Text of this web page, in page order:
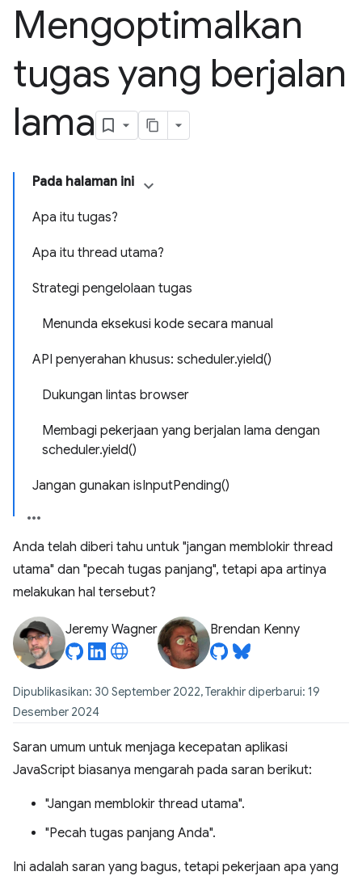
Mengoptimalkan
tugas yang berjalan
lama
Pada halaman ini
Apa itu tugas?
Apa itu thread utama?
Strategi pengelolaan tugas
Menunda eksekusi kode secara manual
API penyerahan khusus: scheduler.yield()
Dukungan lintas browser
Membagi pekerjaan yang berjalan lama dengan
scheduler.yield()
Jangan gunakan isInputPending()
Anda telah diberi tahu untuk "jangan memblokir thread
utama" dan "pecah tugas panjang", tetapi apa artinya
melakukan hal tersebut?
Jeremy Wagner Brendan Kenny
Dipublikasikan: 30 September 2022, Terakhir diperbarui: 19
Desember 2024
Saran umum untuk menjaga kecepatan aplikasi
JavaScript biasanya mengarah pada saran berikut:
"Jangan memblokir thread utama".
"Pecah tugas panjang Anda".
Ini adalah saran yang bagus, tetapi pekerjaan apa yang